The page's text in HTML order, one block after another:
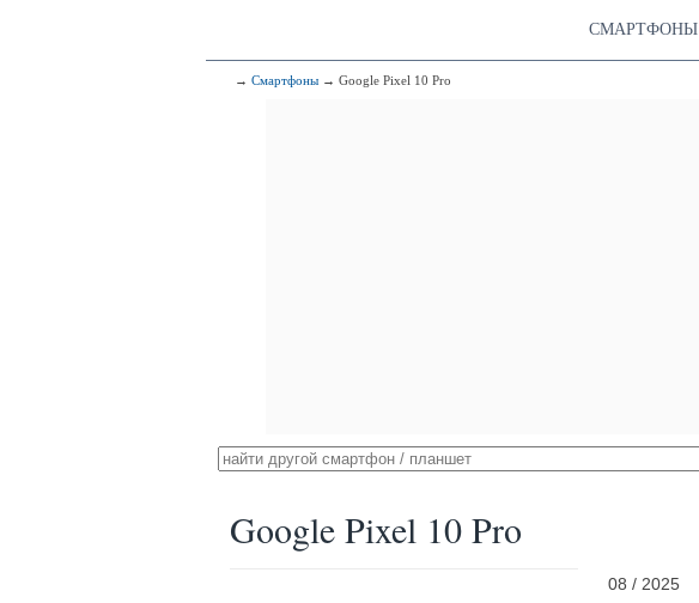
СМАРТФОНЫ
→ Смартфоны → Google Pixel 10 Pro
Google Pixel 10 Pro
08 / 2025